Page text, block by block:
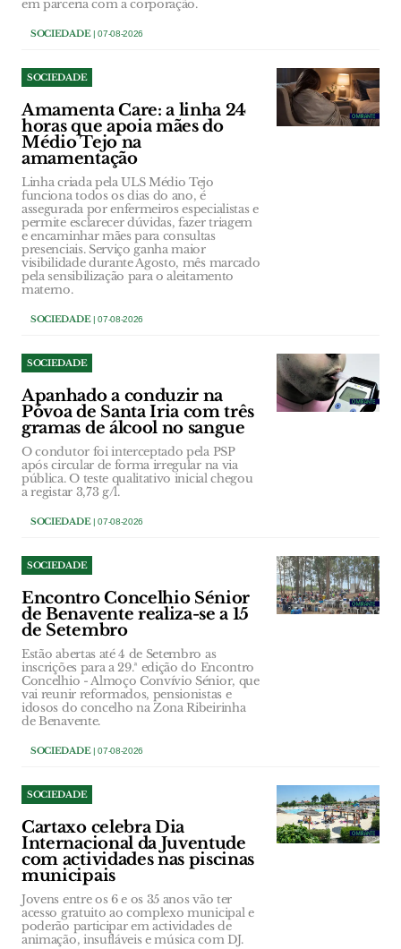
em parceria com a corporação.
SOCIEDADE| 07-08-2026
SOCIEDADE
Amamenta Care: a linha 24
horas que apoia mães do
Médio Tejo na
amamentação
Linha criada pela ULS Médio Tejo
funciona todos os dias do ano, é
assegurada por enfermeiros especialistas e
permite esclarecer dúvidas, fazer triagem
e encaminhar mães para consultas
presenciais. Serviço ganha maior
visibilidade durante Agosto, mês marcado
pela sensibilização para o aleitamento
materno.
SOCIEDADE| 07-08-2026
SOCIEDADE
Apanhado a conduzir na
Póvoa de Santa Iria com três
gramas de álcool no sangue
O condutor foi interceptado pela PSP
após circular de forma irregular na via
pública. O teste qualitativo inicial chegou
a registar 3,73 g/l.
SOCIEDADE| 07-08-2026
SOCIEDADE
Encontro Concelhio Sénior
de Benavente realiza-se a 15
de Setembro
Estão abertas até 4 de Setembro as
inscrições para a 29.ª edição do Encontro
Concelhio - Almoço Convívio Sénior, que
vai reunir reformados, pensionistas e
idosos do concelho na Zona Ribeirinha
de Benavente.
SOCIEDADE| 07-08-2026
SOCIEDADE
Cartaxo celebra Dia
Internacional da Juventude
com actividades nas piscinas
municipais
Jovens entre os 6 e os 35 anos vão ter
acesso gratuito ao complexo municipal e
poderão participar em actividades de
animação, insufláveis e música com DJ.